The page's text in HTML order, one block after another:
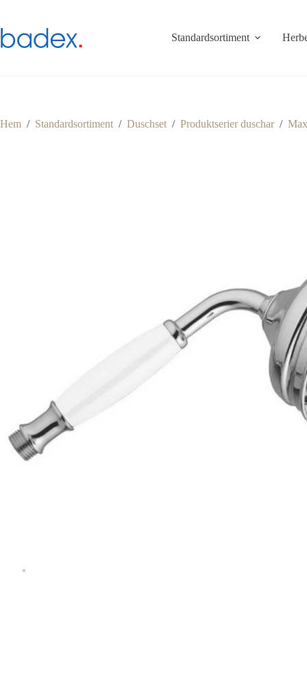
innehåll
Standardsortiment
Hem / Standardsortiment / Duschset / Produktserier duschar /